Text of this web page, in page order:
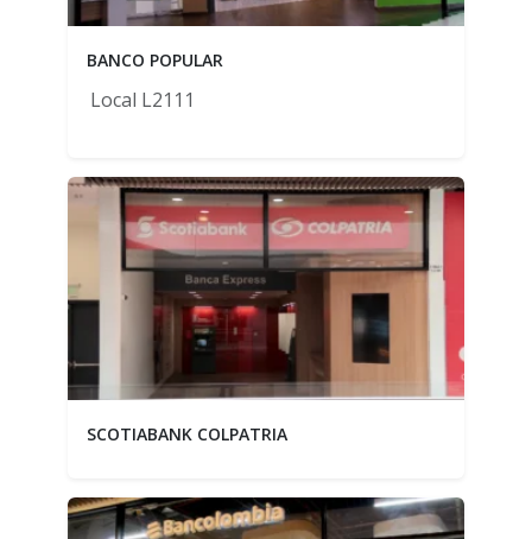
BANCO POPULAR
Local L2111
SCOTIABANK COLPATRIA